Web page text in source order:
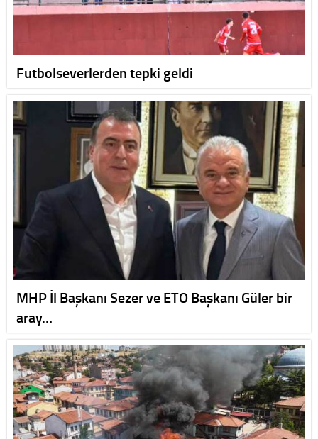
Futbolseverlerden tepki geldi
MHP İl Başkanı Sezer ve ETO Başkanı Güler bir
aray…